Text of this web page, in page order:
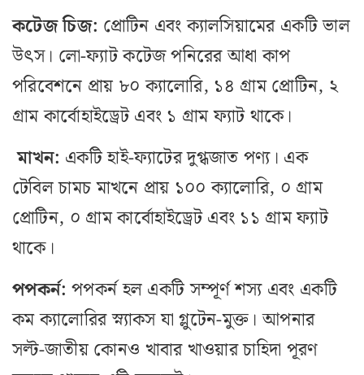
কটেজ চিজ: প্রোটিন এবং ক্যালসিয়ামের একটি ভাল
উৎস। লো-ফ্যাট কটেজ পনিরের আধা কাপ
পরিবেশনে প্রায় ৮০ ক্যালোরি, ১৪ গ্রাম প্রোটিন, ২
গ্রাম কার্বোহাইড্রেট এবং ১ গ্রাম ফ্যাট থাকে।
মাখন: একটি হাই-ফ্যাটের দুগ্ধজাত পণ্য। এক
টেবিল চামচ মাখনে প্রায় ১০০ ক্যালোরি, ০ গ্রাম
প্রোটিন, ০ গ্রাম কার্বোহাইড্রেট এবং ১১ গ্রাম ফ্যাট
থাকে।
পপকর্ন: পপকর্ন হল একটি সম্পূর্ণ শস্য এবং একটি
কম ক্যালোরির স্ন্যাকস যা গ্লুটেন-মুক্ত। আপনার
সল্ট-জাতীয় কোনও খাবার খাওয়ার চাহিদা পূরণ